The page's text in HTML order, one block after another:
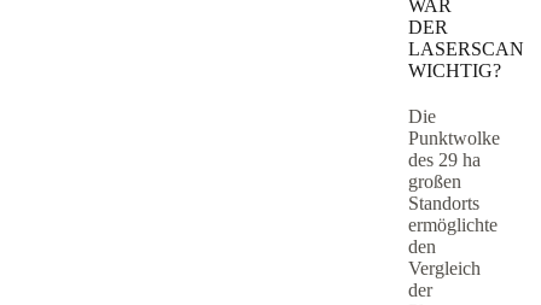
WAR
DER
LASERSCAN
WICHTIG?
Die
Punktwolke
des 29 ha
großen
Standorts
ermöglichte
den
Vergleich
der